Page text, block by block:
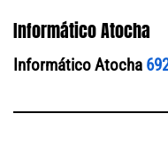
Informático Atocha
Informático Atocha